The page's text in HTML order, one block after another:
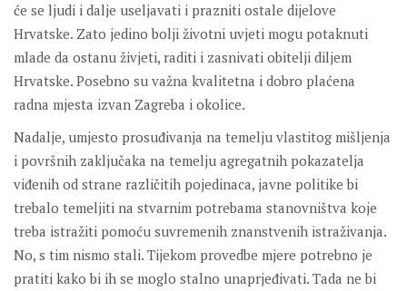
će se ljudi i dalje useljavati i prazniti ostale dijelove
Hrvatske. Zato jedino bolji životni uvjeti mogu potaknuti
mlade da ostanu živjeti, raditi i zasnivati obitelji diljem
Hrvatske. Posebno su važna kvalitetna i dobro plaćena
radna mjesta izvan Zagreba i okolice.
Nadalje, umjesto prosuđivanja na temelju vlastitog mišljenja
i površnih zaključaka na temelju agregatnih pokazatelja
viđenih od strane različitih pojedinaca, javne politike bi
trebalo temeljiti na stvarnim potrebama stanovništva koje
treba istražiti pomoću suvremenih znanstvenih istraživanja.
No, s tim nismo stali. Tijekom provedbe mjere potrebno je
pratiti kako bi ih se moglo stalno unaprjeđivati. Tada ne bi